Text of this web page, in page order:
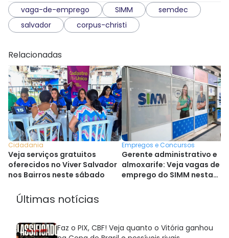
vaga-de-emprego SIMM
semdec
salvador
corpus-christi
Relacionadas
Cidadania
Veja serviços gratuitos
oferecidos no Viver Salvador
nos Bairros neste sábado
Empregos e Concursos
Gerente administrativo e
almoxarife: Veja vagas de
emprego do SIMM nesta
Últimas notícias
Faz o PIX, CBF! Veja quanto o Vitória ganhou